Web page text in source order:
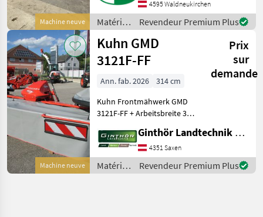
Machine neuve
Optidisc Elite Mähbalken,
wartungsfrei + 7
Mähscheiben + 2
Mähscheiben
4595 Waldneukirchen
Matériels
de
fenaison
/ Kuhn
Revendeur Premium Plus
Machine neuve
Kuhn GMD
3121F-FF
Prix
sur
demande
Ann. fab. 2026
314 cm
Kuhn Frontmähwerk GMD
3121F-FF + Arbeitsbreite 3,
Frontmähwerk + Gewicht
ca. 600kg +
Klingenschnellwechsler +
Gelenkwelle + Kuhn
Ginthör Landtechnik GmbH
4351 Saxen
Matériels
de
Revendeur Premium Plus